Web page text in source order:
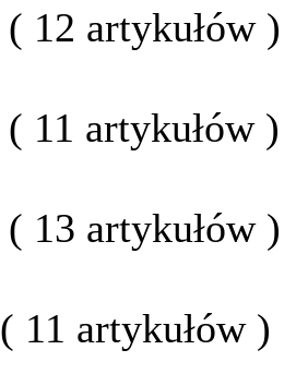
( 12 artykułów )
( 11 artykułów )
( 13 artykułów )
( 11 artykułów )